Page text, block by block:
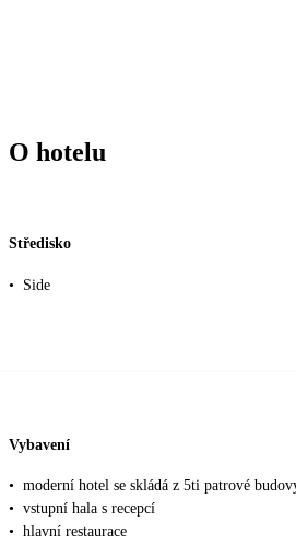
O hotelu
Středisko
• Side
Vybavení
• moderní hotel se skládá z 5ti patrové
• vstupní hala s recepcí
• hlavní restaurace